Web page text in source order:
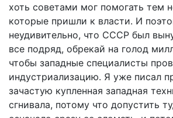
хоть советами мог помогать тем
которые пришли к власти. И
неудивительно, что СССР был
все подряд, обрекай на голод
чтобы западные специалисты
индустриализацию. Я уже писал
зачастую купленная западная
сгнивала, потому что допустить